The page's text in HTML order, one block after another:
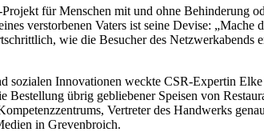
für Menschen mit und ohne Behinderung
verstorbenen Vaters ist seine Devise:
wie die Besucher des
Innovationen weckte CSR-Expertin
übrig gebliebener Speisen von
Vertreter des Handwerks
in Grevenbroich.